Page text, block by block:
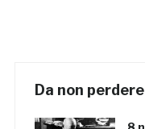
Da non perdere